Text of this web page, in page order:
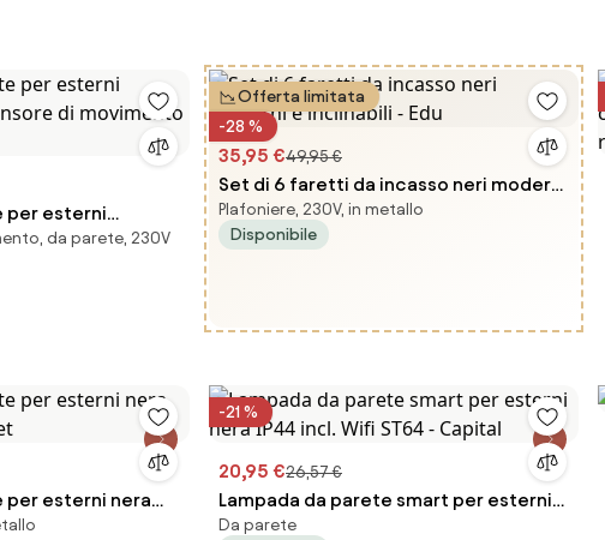
per esterni
di
da parete, 230V
Offerta limitata
-28 %
35,95 €49,95 €
Set di 6 faretti da incasso neri moderni
e inclinabili - Edu
Plafoniere, 230V, in metallo
Disponibile
per esterni nera
-21 %
20,95 €26,57 €
Lampada da parete smart per esterni
nera IP44 incl. Wifi ST64 - Capital
Da parete